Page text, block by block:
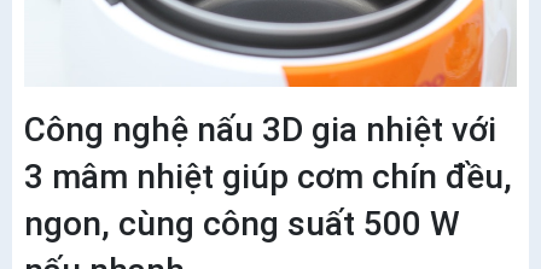
Công nghệ nấu 3D gia nhiệt với
3 mâm nhiệt giúp cơm chín đều,
ngon, cùng công suất 500 W